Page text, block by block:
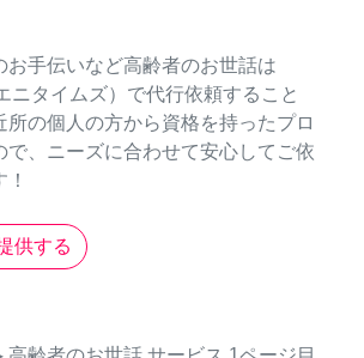
お手伝いなど高齢者のお世話は
ニタイムズ）で代行依頼すること
所の個人の方から資格を持ったプロ
で、ニーズに合わせて安心してご依
供する